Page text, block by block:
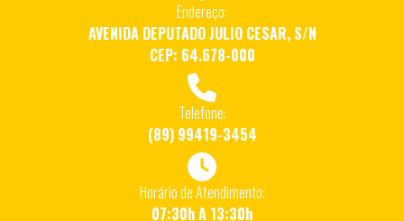
Endereço:
AVENIDA DEPUTADO JULIO CESAR, S/N
CEP: 64.678-000
Telefone:
(89) 99419-3454
Horário de Atendimento:
07:30h A 13:30h